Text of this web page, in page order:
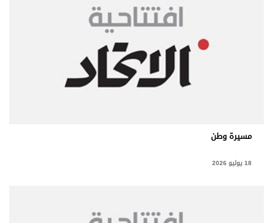
مسيرة وطن
18 يوليو 2026